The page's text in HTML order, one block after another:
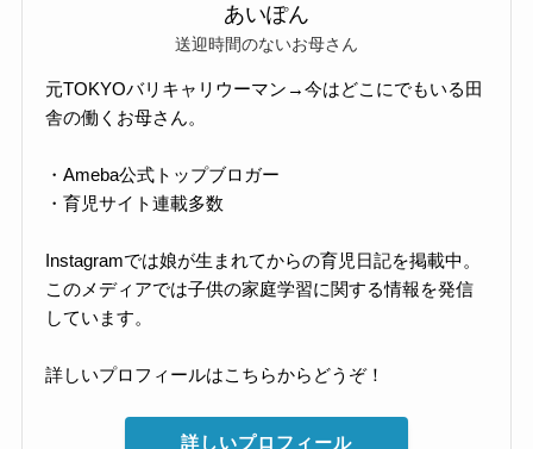
あいぽん
送迎時間のないお母さん
元TOKYOバリキャリウーマン→今はどこにでもいる田
舎の働くお母さん。
・Ameba公式トップブロガー
・育児サイト連載多数
Instagramでは娘が生まれてからの育児日記を掲載中。
このメディアでは子供の家庭学習に関する情報を発信
しています。
詳しいプロフィールはこちらからどうぞ！
詳しいプロフィール